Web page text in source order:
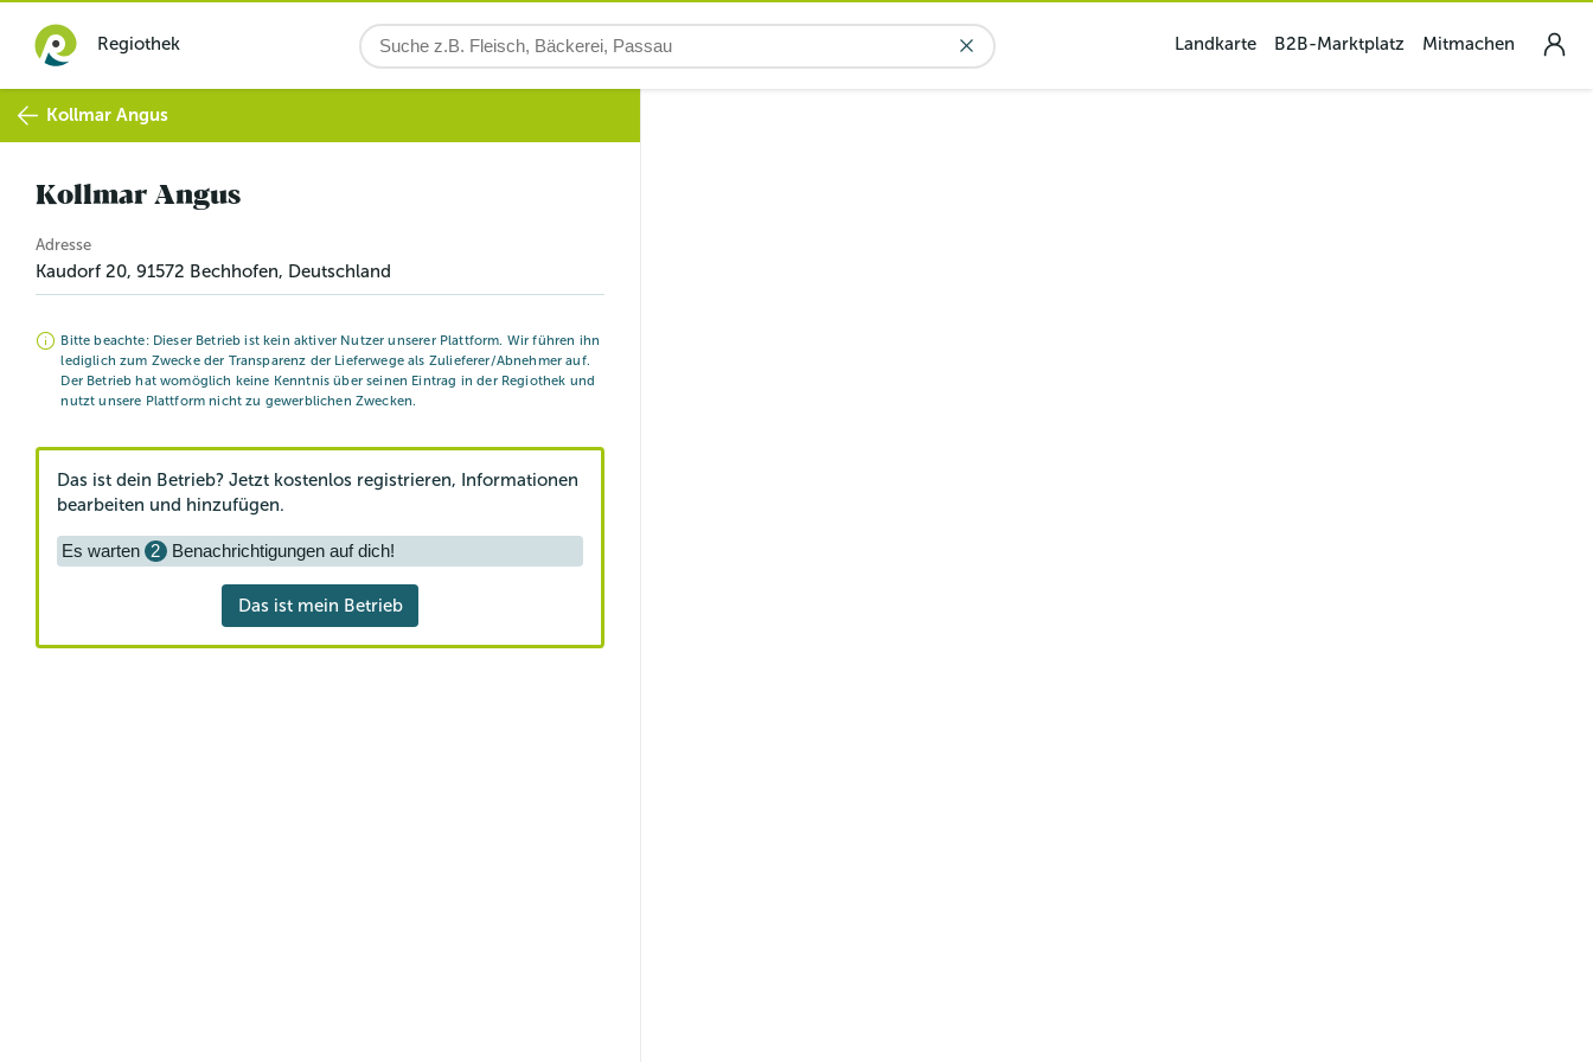
Regiothek Landkarte B2B-Marktplatz Mitmachen
Kollmar Angus
Kollmar Angus
Adresse
Kaudorf 20, 91572 Bechhofen, Deutschland
Bitte beachte: Dieser Betrieb ist kein aktiver Nutzer unserer Plattform. Wir führen ihn
lediglich zum Zwecke der Transparenz der Lieferwege als Zulieferer/Abnehmer auf.
Der Betrieb hat womöglich keine Kenntnis über seinen Eintrag in der Regiothek und
nutzt unsere Plattform nicht zu gewerblichen Zwecken.
Das ist dein Betrieb? Jetzt kostenlos registrieren, Informationen
bearbeiten und hinzufügen.
Es warten 2 Benachrichtigungen auf dich!
Das ist mein Betrieb